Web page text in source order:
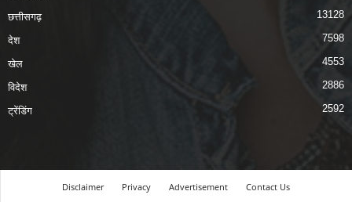
छत्तीसगढ़ 13128
देश 7598
खेल 4553
विदेश 2886
ट्रेंडिंग 2592
Disclaimer Privacy Advertisement Contact Us